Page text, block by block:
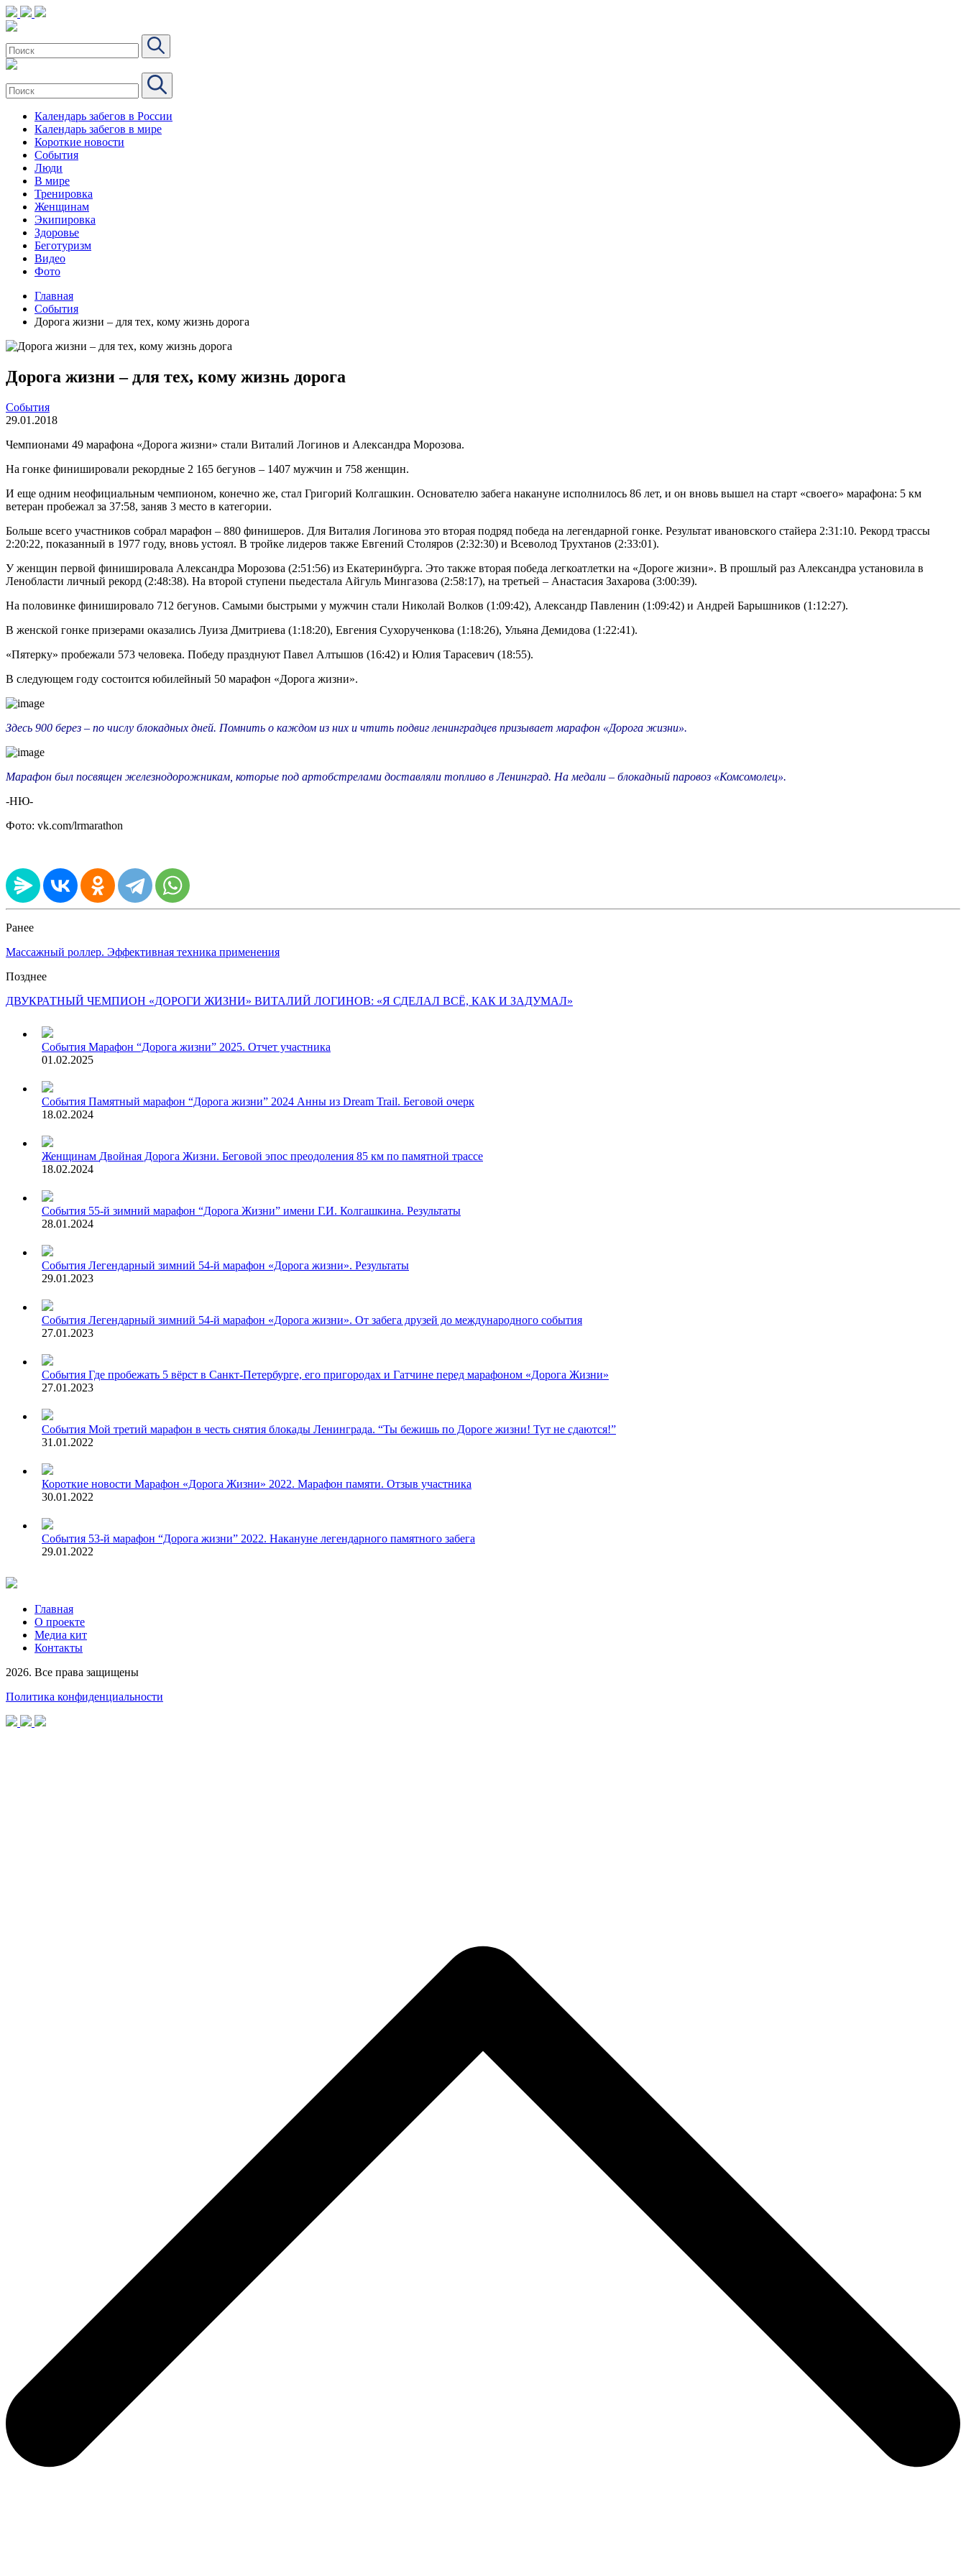
Календарь забегов в России
Календарь забегов в мире
Короткие новости
События
Люди
В мире
Тренировка
Женщинам
Экипировка
Здоровье
Беготуризм
Видео
Фото
Главная
События
Дорога жизни – для тех, кому жизнь дорога
Дорога жизни – для тех, кому жизнь дорога
События
29.01.2018
Чемпионами 49 марафона «Дорога жизни» стали Виталий Логинов и Александра Морозова.
На гонке финишировали рекордные 2 165 бегунов – 1407 мужчин и 758 женщин.
И еще одним неофициальным чемпионом, конечно же, стал Григорий Колгашкин. Основателю забега накануне исполнилось 86 лет, и он вновь вышел на старт «своего» марафона: 5 км
ветеран пробежал за 37:58, заняв 3 место в категории.
Больше всего участников собрал марафон – 880 финишеров. Для Виталия Логинова это вторая подряд победа на легендарной гонке. Результат ивановского стайера 2:31:10. Рекорд трассы
2:20:22, показанный в 1977 году, вновь устоял. В тройке лидеров также Евгений Столяров (2:32:30) и Всеволод Трухтанов (2:33:01).
У женщин первой финишировала Александра Морозова (2:51:56) из Екатеринбурга. Это также вторая победа легкоатлетки на «Дороге жизни». В прошлый раз Александра установила в
Ленобласти личный рекорд (2:48:38). На второй ступени пьедестала Айгуль Мингазова (2:58:17), на третьей – Анастасия Захарова (3:00:39).
На половинке финишировало 712 бегунов. Самыми быстрыми у мужчин стали Николай Волков (1:09:42), Александр Павленин (1:09:42) и Андрей Барышников (1:12:27).
В женской гонке призерами оказались Луиза Дмитриева (1:18:20), Евгения Сухорученкова (1:18:26), Ульяна Демидова (1:22:41).
«Пятерку» пробежали 573 человека. Победу празднуют Павел Алтышов (16:42) и Юлия Тарасевич (18:55).
В следующем году состоится юбилейный 50 марафон «Дорога жизни».
Здесь 900 берез – по числу блокадных дней. Помнить о каждом из них и чтить подвиг ленинградцев призывает марафон «Дорога жизни».
Марафон был посвящен железнодорожникам, которые под артобстрелами доставляли топливо в Ленинград. На медали – блокадный паровоз «Комсомолец».
-НЮ-
Фото: vk.com/lrmarathon
Ранее
Массажный роллер. Эффективная техника применения
Позднее
ДВУКРАТНЫЙ ЧЕМПИОН «ДОРОГИ ЖИЗНИ» ВИТАЛИЙ ЛОГИНОВ: «Я СДЕЛАЛ ВСЁ, КАК И ЗАДУМАЛ»
События Марафон “Дорога жизни” 2025. Отчет участника
01.02.2025
События Памятный марафон “Дорога жизни” 2024 Анны из Dream Trail. Беговой очерк
18.02.2024
Женщинам Двойная Дорога Жизни. Беговой эпос преодоления 85 км по памятной трассе
18.02.2024
События 55-й зимний марафон “Дорога Жизни” имени Г.И. Колгашкина. Результаты
28.01.2024
События Легендарный зимний 54-й марафон «Дорога жизни». Результаты
29.01.2023
События Легендарный зимний 54-й марафон «Дорога жизни». От забега друзей до международного события
27.01.2023
События Где пробежать 5 вёрст в Санкт-Петербурге, его пригородах и Гатчине перед марафоном «Дорога Жизни»
27.01.2023
События Мой третий марафон в честь снятия блокады Ленинграда. “Ты бежишь по Дороге жизни! Тут не сдаются!”
31.01.2022
Короткие новости Марафон «Дорога Жизни» 2022. Марафон памяти. Отзыв участника
30.01.2022
События 53-й марафон “Дорога жизни” 2022. Накануне легендарного памятного забега
29.01.2022
Главная
О проекте
Медиа кит
Контакты
2026. Все права защищены
Политика конфиденциальности